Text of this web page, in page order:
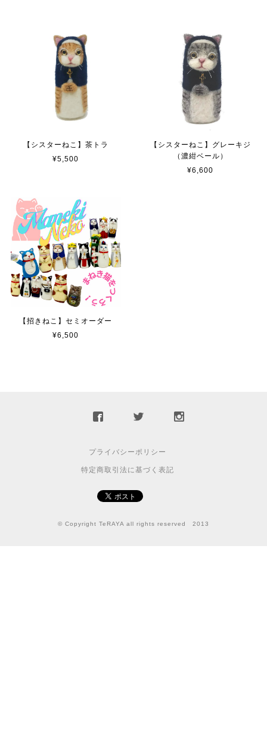
【シスターねこ】茶トラ
¥5,500
【シスターねこ】グレーキジ
（濃紺ベール）
¥6,600
【招きねこ】セミオーダー
¥6,500
プライバシーポリシー
特定商取引法に基づく表記
© Copyright TeRAYA all rights reserved 2013